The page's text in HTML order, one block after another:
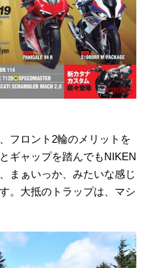
フロント2輪のメリットを
ギャップを踏んでもNIKEN
まぁいっか、みたいな感じ
。大抵のトラップは、マシ